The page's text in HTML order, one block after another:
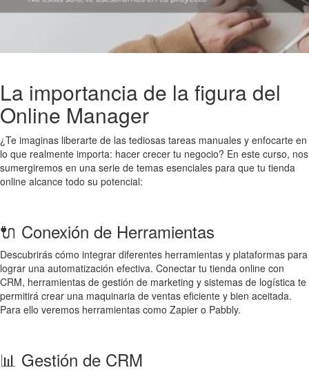
La importancia de la figura del
Online Manager
¿Te imaginas liberarte de las tediosas tareas manuales y enfocarte en
lo que realmente importa: hacer crecer tu negocio? En este curso, nos
sumergiremos en una serie de temas esenciales para que tu tienda
online alcance todo su potencial:
🔌 Conexión de Herramientas
Descubrirás cómo integrar diferentes herramientas y plataformas para
lograr una automatización efectiva. Conectar tu tienda online con
CRM, herramientas de gestión de marketing y sistemas de logística te
permitirá crear una maquinaria de ventas eficiente y bien aceitada.
Para ello veremos herramientas como Zapier o Pabbly.
📊 Gestión de CRM